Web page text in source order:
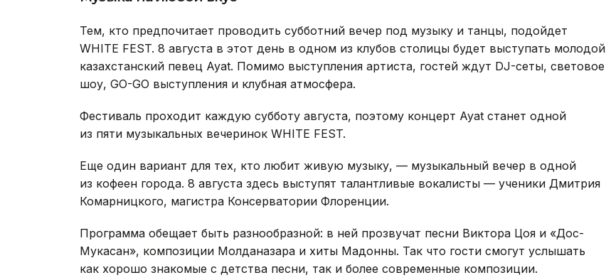
Тем, кто предпочитает проводить субботний вечер под музыку и танцы, подойдет
WHITE FEST. 8 августа в этот день в одном из клубов столицы будет выступать молодой
казахстанский певец Ayat. Помимо выступления артиста, гостей ждут DJ-сеты, световое
шоу, GO-GO выступления и клубная атмосфера.
Фестиваль проходит каждую субботу августа, поэтому концерт Ayat станет одной
из пяти музыкальных вечеринок WHITE FEST.
Еще один вариант для тех, кто любит живую музыку, — музыкальный вечер в одной
из кофеен города. 8 августа здесь выступят талантливые вокалисты — ученики Дмитрия
Комарницкого, магистра Консерватории Флоренции.
Программа обещает быть разнообразной: в ней прозвучат песни Виктора Цоя и «Дос-
Мукасан», композиции Молданазара и хиты Мадонны. Так что гости смогут услышать
как хорошо знакомые с детства песни, так и более современные композиции.